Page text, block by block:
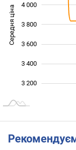
Середня ціна 3 200
3 200
3 400
3 600
3 800
4 000